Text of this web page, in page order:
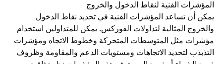
المؤشرات الفنية لنقاط الدخول والخروج
يمكن أن تساعد المؤشرات الفنية في تحديد نقاط الدخول
والخروج المثالية لتداولات الفوركس. يمكن للمتداولين استخدام
مؤشرات مثل المتوسطات المتحركة وخطوط الاتجاه ومؤشرات
التذبذب لتحديد الاتجاهات ومستويات الدعم والمقاومة وظروف